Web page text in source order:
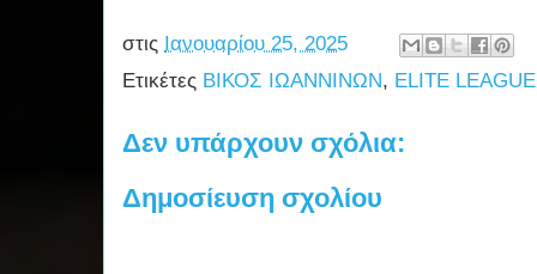
στις Ιανουαρίου 25, 2025
Ετικέτες ΒΙΚΟΣ ΙΩΑΝΝΙΝΩΝ, ELITE LEAGUE
Δεν υπάρχουν σχόλια:
Δημοσίευση σχολίου